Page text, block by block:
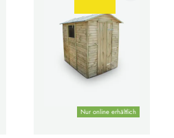
Nur online erhältlich